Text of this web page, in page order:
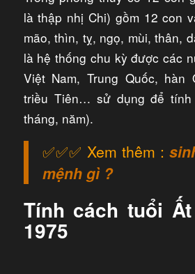
là thập nhị Chi) gồm 12 con
mão, thìn, tỵ, ngọ, mùi, thân,
là hệ thống chu kỳ được các
Việt Nam, Trung Quốc, hàn
triều Tiên… sử dụng để tính
tháng, năm).
✅✅✅ Xem thêm :
mệnh gì ?
Tính cách tuổi
1975